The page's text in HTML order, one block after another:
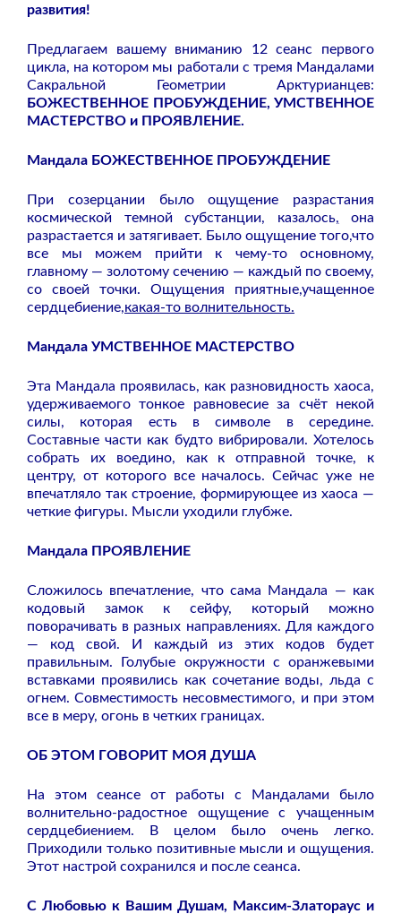
развития!
Предлагаем вашему вниманию 12 сеанс первого
цикла, на котором мы работали с тремя Мандалами
Сакральной Геометрии Арктурианцев:
БОЖЕСТВЕННОЕ ПРОБУЖДЕНИЕ, УМСТВЕННОЕ
МАСТЕРСТВО и ПРОЯВЛЕНИЕ.
Мандала БОЖЕСТВЕННОЕ ПРОБУЖДЕНИЕ
При созерцании было ощущение разрастания
космической темной субстанции, казалось, она
разрастается и затягивает. Было ощущение того,что
все мы можем прийти к чему-то основному,
главному — золотому сечению — каждый по своему,
со своей точки. Ощущения приятные,учащенное
сердцебиение,какая-то волнительность.
Мандала УМСТВЕННОЕ МАСТЕРСТВО
Эта Мандала проявилась, как разновидность хаоса,
удерживаемого тонкое равновесие за счёт некой
силы, которая есть в символе в середине.
Составные части как будто вибрировали. Хотелось
собрать их воедино, как к отправной точке, к
центру, от которого все началось. Сейчас уже не
впечатляло так строение, формирующее из хаоса —
четкие фигуры. Мысли уходили глубже.
Мандала ПРОЯВЛЕНИЕ
Сложилось впечатление, что сама Мандала — как
кодовый замок к сейфу, который можно
поворачивать в разных направлениях. Для каждого
— код свой. И каждый из этих кодов будет
правильным. Голубые окружности с оранжевыми
вставками проявились как сочетание воды, льда с
огнем. Совместимость несовместимого, и при этом
все в меру, огонь в четких границах.
ОБ ЭТОМ ГОВОРИТ МОЯ ДУША
На этом сеансе от работы с Мандалами было
волнительно-радостное ощущение с учащенным
сердцебиением. В целом было очень легко.
Приходили только позитивные мысли и ощущения.
Этот настрой сохранился и после сеанса.
С Любовью к Вашим Душам, Максим-Златораус и